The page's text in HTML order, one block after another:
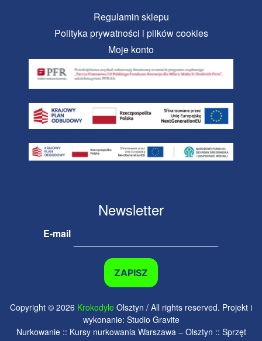
Regulamin sklepu
Polityka prywatności i plików cookies
Moje konto
Newsletter
E-mail
Copyright © 2026 Krokodyle Olsztyn / All rights reserved. Projekt i
wykonanie: Studio Gravite
Nurkowanie :: Kursy nurkowania Warszawa – Olsztyn :: Sprzęt